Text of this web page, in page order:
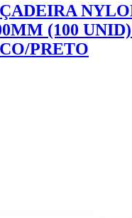
(100
PRETO